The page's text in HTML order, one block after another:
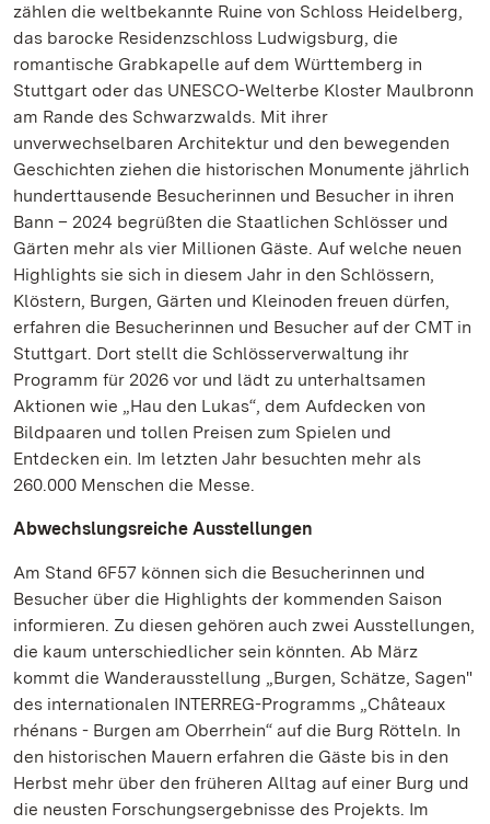
zählen die weltbekannte Ruine von Schloss Heidelberg,
das barocke Residenzschloss Ludwigsburg, die
romantische Grabkapelle auf dem Württemberg in
Stuttgart oder das UNESCO-Welterbe Kloster Maulbronn
am Rande des Schwarzwalds. Mit ihrer
unverwechselbaren Architektur und den bewegenden
Geschichten ziehen die historischen Monumente jährlich
hunderttausende Besucherinnen und Besucher in ihren
Bann – 2024 begrüßten die Staatlichen Schlösser und
Gärten mehr als vier Millionen Gäste. Auf welche neuen
Highlights sie sich in diesem Jahr in den Schlössern,
Klöstern, Burgen, Gärten und Kleinoden freuen dürfen,
erfahren die Besucherinnen und Besucher auf der CMT in
Stuttgart. Dort stellt die Schlösserverwaltung ihr
Programm für 2026 vor und lädt zu unterhaltsamen
Aktionen wie „Hau den Lukas“, dem Aufdecken von
Bildpaaren und tollen Preisen zum Spielen und
Entdecken ein. Im letzten Jahr besuchten mehr als
260.000 Menschen die Messe.
Abwechslungsreiche Ausstellungen
Am Stand 6F57 können sich die Besucherinnen und
Besucher über die Highlights der kommenden Saison
informieren. Zu diesen gehören auch zwei Ausstellungen,
die kaum unterschiedlicher sein könnten. Ab März
kommt die Wanderausstellung „Burgen, Schätze, Sagen"
des internationalen INTERREG-Programms „Châteaux
rhénans - Burgen am Oberrhein“ auf die Burg Rötteln. In
den historischen Mauern erfahren die Gäste bis in den
Herbst mehr über den früheren Alltag auf einer Burg und
die neusten Forschungsergebnisse des Projekts. Im